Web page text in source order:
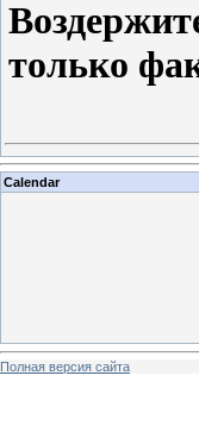
только
Calendar
Полная версия сайта